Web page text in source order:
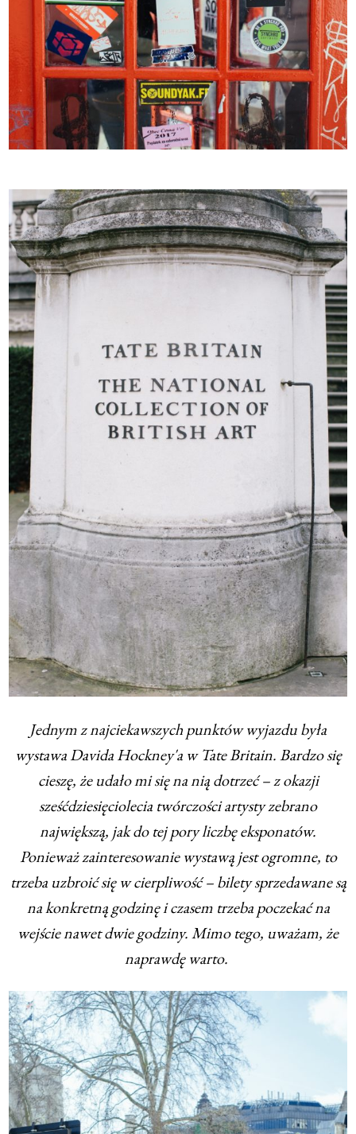
Jednym z najciekawszych punktów wyjazdu była
wystawa Davida Hockney'a w Tate Britain. Bardzo się
cieszę, że udało mi się na nią dotrzeć – z okazji
sześćdziesięciolecia twórczości artysty zebrano
największą, jak do tej pory liczbę eksponatów.
Ponieważ zainteresowanie wystawą jest ogromne, to
trzeba uzbroić się w cierpliwość – bilety sprzedawane są
na konkretną godzinę i czasem trzeba poczekać na
wejście nawet dwie godziny. Mimo tego, uważam, że
naprawdę warto.